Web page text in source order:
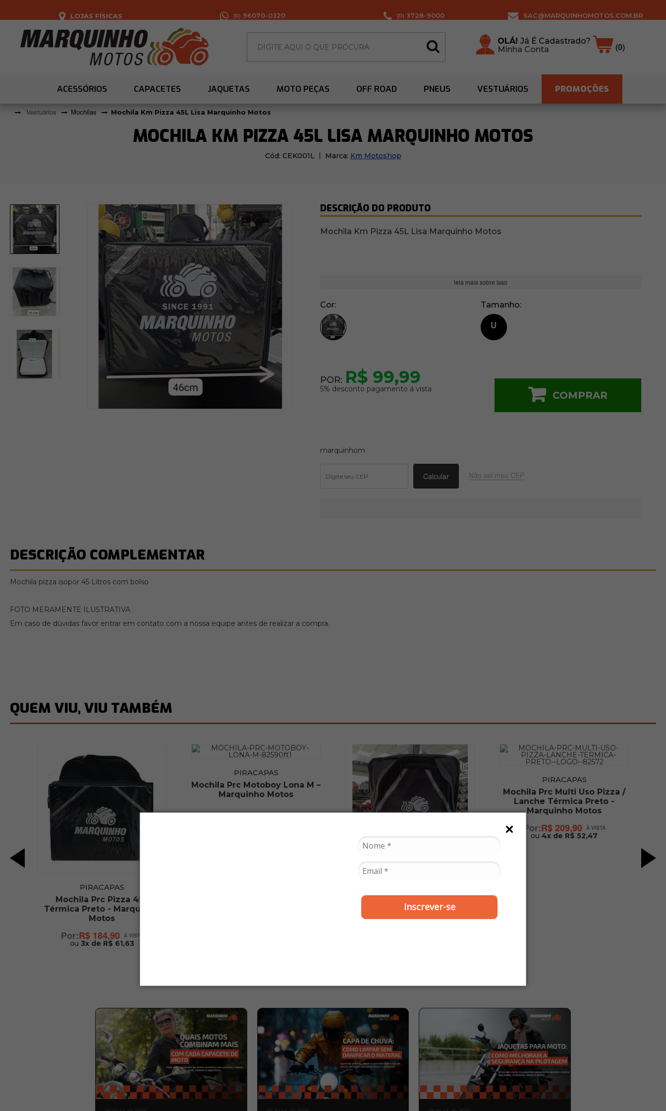
Inscrever-se
LOJAS FÍSICAS (11) 96070-0320 (11) 3728-9000 SAC@MARQUINHOMOTOS.COM.BR
OLÁ!Já É Cadastrado?
Minha Conta
(0)
ACESSÓRIOS CAPACETES JAQUETAS MOTO PEÇAS OFF ROAD PNEUS VESTUÁRIOS PROMOÇÕES
Vestuários Mochilas Mochila Km Pizza 45L Lisa Marquinho Motos
MOCHILA KM PIZZA 45L LISA MARQUINHO MOTOS
Cód: CEK001L Marca: Km Motoshop
DESCRIÇÃO DO PRODUTO
Mochila Km Pizza 45L Lisa Marquinho Motos
leia mais sobre isso
Cor Tamanho
U
POR: R$ 99,99
5% desconto pagamento á vista
COMPRAR
marquinhom
Não sei meu CEP
DESCRIÇÃO COMPLEMENTAR
Mochila pizza isopor 45 Litros com bolso
FOTO MERAMENTE ILUSTRATIVA
Em caso de dúvidas favor entrar em contato com a nossa equipe antes de realizar a compra.
QUEM VIU, VIU TAMBÉM
PIRACAPAS
Mochila Prc Pizza 45L
Térmica Preto - Marquinho
Motos
R$ 184,90
ou 3x de R$ 61,63
PIRACAPAS
Mochila Prc Motoboy Lona M –
Marquinho Motos
Mochila Prc Motoboy Nylon G
- Marquinho Motos
PIRACAPAS
Mochila Prc Multi Uso Pizza /
Lanche Térmica Preto -
Marquinho Motos
R$ 209,90
ou 4x de R$ 52,47
BLOGMARQUINHOMOTOS